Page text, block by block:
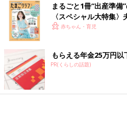
まるごと1冊“出産準備
〈スペシャル大特集
赤ちゃん・育児
もらえる年金25万円
PR(くらしの話題)